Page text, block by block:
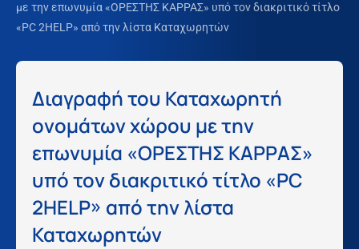
με την επωνυμία «ΟΡΕΣΤΗΣ ΚΑΡΡΑΣ» υπό τον διακριτικό τίτλο
«PC 2HELP» από την λίστα Καταχωρητών
Διαγραφή του Καταχωρητή
ονομάτων χώρου με την
επωνυμία «ΟΡΕΣΤΗΣ ΚΑΡΡΑΣ»
υπό τον διακριτικό τίτλο «PC
2HELP» από την λίστα
Καταχωρητών